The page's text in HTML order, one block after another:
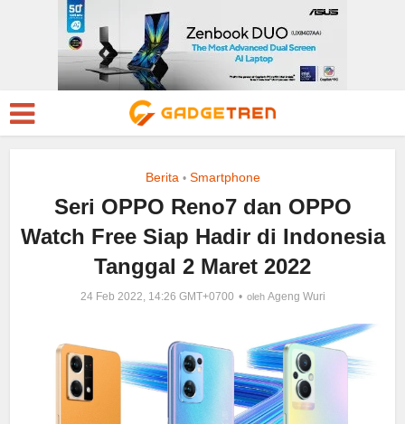
Berita • Smartphone
Seri OPPO Reno7 dan OPPO
Watch Free Siap Hadir di Indonesia
Tanggal 2 Maret 2022
24 Feb 2022, 14:26 GMT+0700 oleh Ageng Wuri